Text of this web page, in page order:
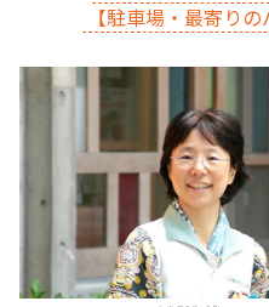
【駐車場・最寄り